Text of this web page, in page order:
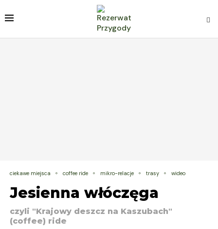
ciekawe miejsca coffee ride mikro-relacje trasy wideo
Jesienna włóczęga
czyli "Krajowy deszcz na Kaszubach"
(coffee) ride